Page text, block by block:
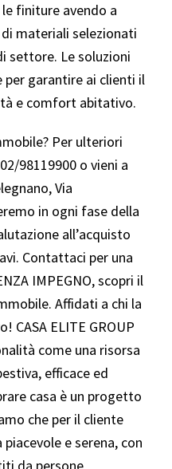
finiture avendo a
materiali selezionati
settore. Le soluzioni
garantire ai clienti il
e comfort abitativo.
Per ulteriori
98119900 o vieni a
Via
in ogni fase della
all’acquisto
Contattaci per una
IMPEGNO, scopri il
Affidati a chi la
CASA ELITE GROUP
come una risorsa
efficace ed
casa è un progetto
che per il cliente
piacevole e serena, con